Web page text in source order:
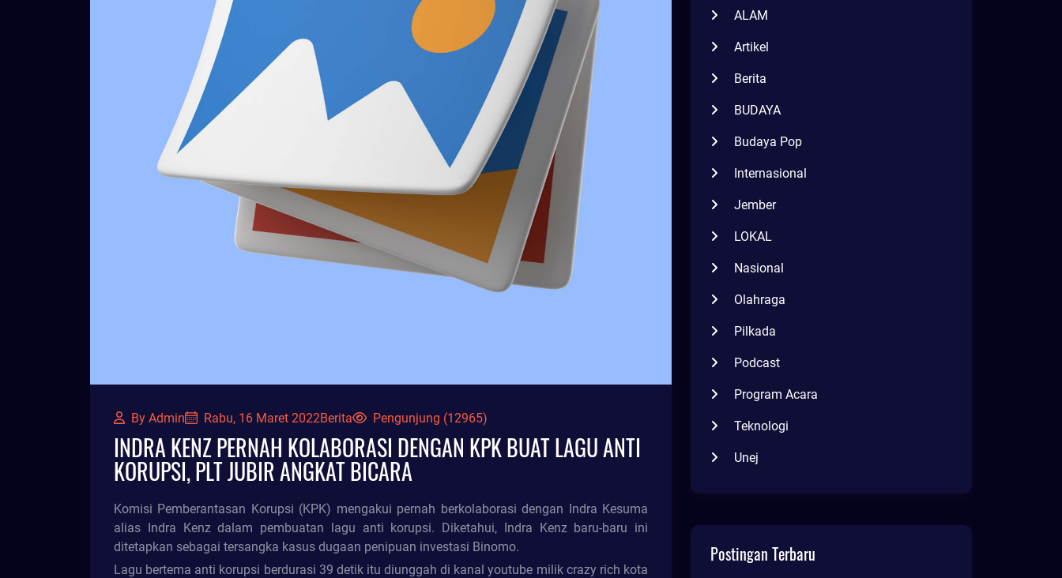
By Admin Rabu, 16 Maret 2022Berita Pengunjung (12965)
INDRA KENZ PERNAH KOLABORASI DENGAN KPK BUAT LAGU ANTI
KORUPSI, PLT JUBIR ANGKAT BICARA
Komisi Pemberantasan Korupsi (KPK) mengakui pernah berkolaborasi dengan Indra Kesuma
alias Indra Kenz dalam pembuatan lagu anti korupsi. Diketahui, Indra Kenz baru-baru ini
ditetapkan sebagai tersangka kasus dugaan penipuan investasi Binomo.
Lagu bertema anti korupsi berdurasi 39 detik itu diunggah di kanal youtube milik crazy rich kota
ALAM
Artikel
Berita
BUDAYA
Budaya Pop
Internasional
Jember
LOKAL
Nasional
Olahraga
Pilkada
Podcast
Program Acara
Teknologi
Unej
Postingan Terbaru